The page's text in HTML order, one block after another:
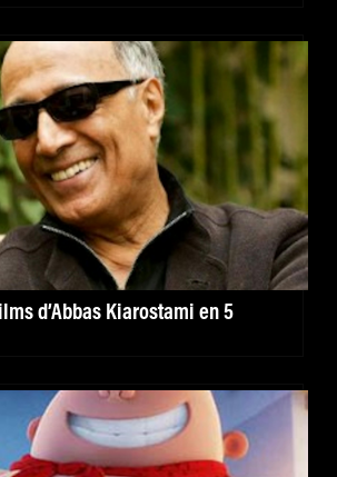
d’Abbas Kiarostami en 5